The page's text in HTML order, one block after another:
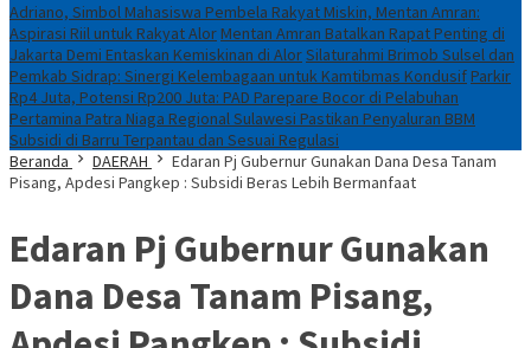
Adriano, Simbol Mahasiswa Pembela Rakyat Miskin, Mentan Amran:
Aspirasi Riil untuk Rakyat AlorMentan Amran Batalkan Rapat Penting di
Jakarta Demi Entaskan Kemiskinan di AlorSilaturahmi Brimob Sulsel dan
Pemkab Sidrap: Sinergi Kelembagaan untuk Kamtibmas KondusifParkir
Rp4 Juta, Potensi Rp200 Juta: PAD Parepare Bocor di Pelabuhan
Pertamina Patra Niaga Regional Sulawesi Pastikan Penyaluran BBM
Subsidi di Barru Terpantau dan Sesuai Regulasi
Beranda
DAERAH
Edaran Pj Gubernur Gunakan Dana Desa Tanam
Pisang, Apdesi Pangkep : Subsidi Beras Lebih Bermanfaat
Edaran Pj Gubernur Gunakan
Dana Desa Tanam Pisang,